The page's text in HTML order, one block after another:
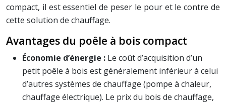
compact, il est essentiel de peser le pour et le contre de
cette solution de chauffage.
Avantages du poêle à bois compact
Économie d’énergie : Le coût d’acquisition d’un
petit poêle à bois est généralement inférieur à celui
d’autres systèmes de chauffage (pompe à chaleur,
chauffage électrique). Le prix du bois de chauffage,